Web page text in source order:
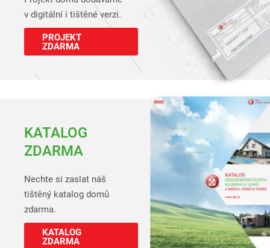
v digitální i tištěné verzi.
PROJEKT
ZDARMA
KATALOG
ZDARMA
Nechte si zaslat náš
tištěný katalog domů
zdarma.
KATALOG
ZDARMA